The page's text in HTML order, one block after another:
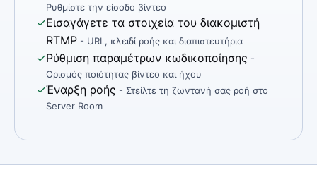
Ρυθμίστε την είσοδο βίντεο
✓Εισαγάγετε τα στοιχεία του διακομιστή
RTMP - URL, κλειδί ροής και διαπιστευτήρια
✓Ρύθμιση παραμέτρων κωδικοποίησης -
Ορισμός ποιότητας βίντεο και ήχου
✓Έναρξη ροής - Στείλτε τη ζωντανή σας ροή στο
Server Room